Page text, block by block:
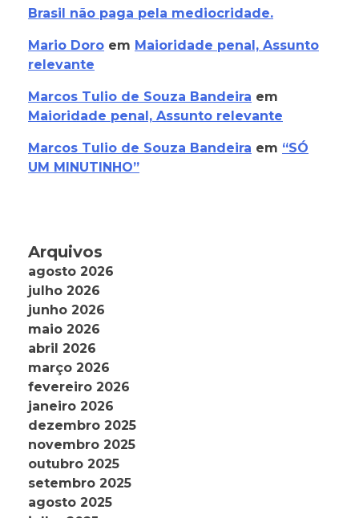
Brasil não paga pela mediocridade.
Mario Doro em Maioridade penal, Assunto
relevante
Marcos Tulio de Souza Bandeira em
Maioridade penal, Assunto relevante
Marcos Tulio de Souza Bandeira em “SÓ
UM MINUTINHO”
Arquivos
agosto 2026
julho 2026
junho 2026
maio 2026
abril 2026
março 2026
fevereiro 2026
janeiro 2026
dezembro 2025
novembro 2025
outubro 2025
setembro 2025
agosto 2025